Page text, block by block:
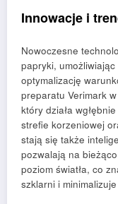
Innowacje i
Nowoczesne
papryki,
optymalizację
preparatu Verimark
który działa
strefie korzeniowej
stają się także
pozwalają na
poziom światła, co
szklarni i